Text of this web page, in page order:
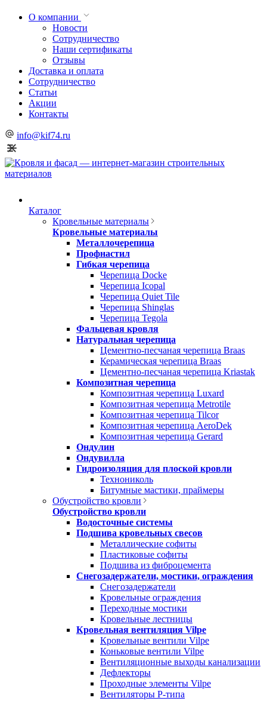
О компании
Новости
Сотрудничество
Наши сертификаты
Отзывы
Доставка и оплата
Сотрудничество
Статьи
Акции
Контакты
info@kif74.ru
Каталог
Кровельные материалы
Кровельные материалы
Металлочерепица
Профнастил
Гибкая черепица
Черепица Docke
Черепица Icopal
Черепица Quiet Tile
Черепица Shinglas
Черепица Tegola
Фальцевая кровля
Натуральная черепица
Цементно-песчаная черепица Braas
Керамическая черепица Braas
Цементно-песчаная черепица Kriastak
Композитная черепица
Композитная черепица Luxard
Композитная черепица Metrotile
Композитная черепица Tilcor
Композитная черепица AeroDek
Композитная черепица Gerard
Ондулин
Ондувилла
Гидроизоляция для плоской кровли
Технониколь
Битумные мастики, праймеры
Обустройство кровли
Обустройство кровли
Водосточные системы
Подшива кровельных свесов
Металлические софиты
Пластиковые софиты
Подшива из фиброцемента
Снегозадержатели, мостики, ограждения
Снегозадержатели
Кровельные ограждения
Переходные мостики
Кровельные лестницы
Кровельная вентиляция Vilpe
Кровельные вентили Vilpe
Коньковые вентили Vilpe
Вентиляционные выходы канализации
Дефлекторы
Проходные элементы Vilpe
Вентиляторы P-типа